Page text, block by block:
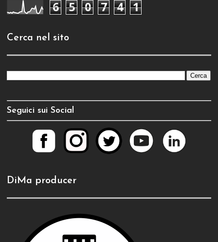
6 5 0 7 4 1
Cerca nel sito
Seguici sui Social
DiMa producer